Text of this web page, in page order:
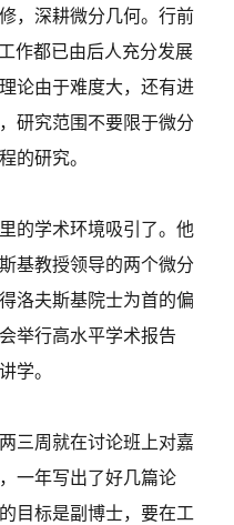
，深耕微分几何。行前
作都已由后人充分发展
论由于难度大，还有进
研究范围不要限于微分
的研究。
的学术环境吸引了。他
基教授领导的两个微分
洛夫斯基院士为首的偏
举行高水平学术报告
学。
三周就在讨论班上对嘉
一年写出了好几篇论
目标是副博士，要在工